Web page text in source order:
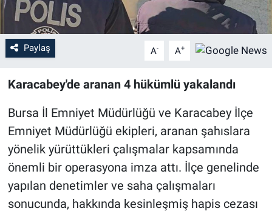
Paylaş A- A+
Karacabey'de aranan 4 hükümlü yakalandı
Bursa İl Emniyet Müdürlüğü ve Karacabey İlçe
Emniyet Müdürlüğü ekipleri, aranan şahıslara
yönelik yürüttükleri çalışmalar kapsamında
önemli bir operasyona imza attı. İlçe genelinde
yapılan denetimler ve saha çalışmaları
sonucunda, hakkında kesinleşmiş hapis cezası
Dünya
Teknoloji
Yaşam
Spor
Nöbetçi Eczaneler